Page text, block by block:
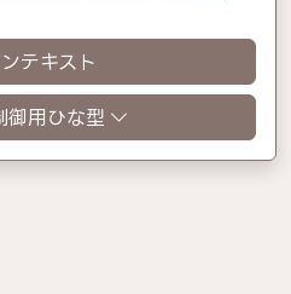
テキスト
御用ひな型